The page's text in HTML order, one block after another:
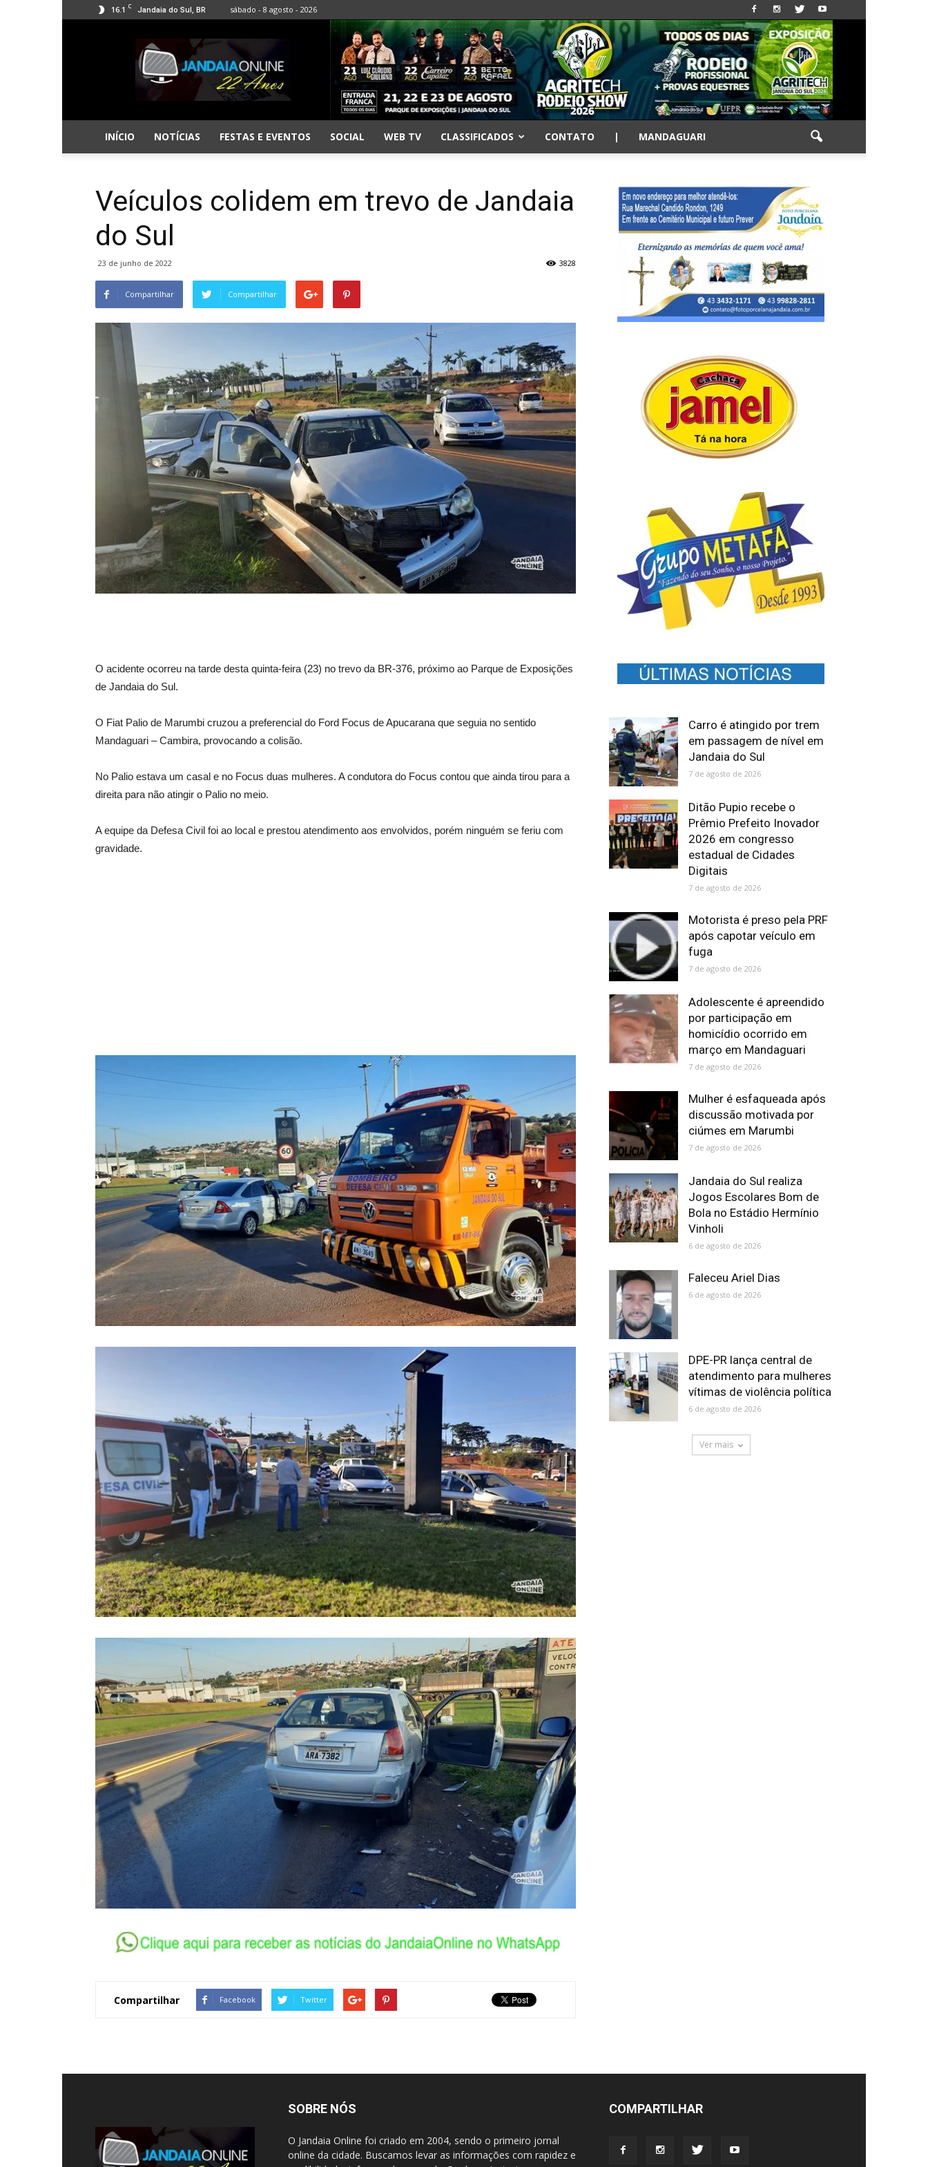
16.1 C Jandaia do Sul, BR sábado - 8 agosto - 2026
Jandaia
Online
INÍCIO NOTÍCIAS FESTAS E EVENTOS SOCIAL WEB TV CLASSIFICADOS CONTATO | MANDAGUARI
Veículos colidem em trevo de Jandaia
do Sul
23 de junho de 2022 3828
Compartilhar Compartilhar
O acidente ocorreu na tarde desta quinta-feira (23) no trevo da BR-376, próximo ao Parque de Exposições
de Jandaia do Sul.
O Fiat Palio de Marumbi cruzou a preferencial do Ford Focus de Apucarana que seguia no sentido
Mandaguari – Cambira, provocando a colisão.
No Palio estava um casal e no Focus duas mulheres. A condutora do Focus contou que ainda tirou para a
direita para não atingir o Palio no meio.
A equipe da Defesa Civil foi ao local e prestou atendimento aos envolvidos, porém ninguém se feriu com
gravidade.
Compartilhar Facebook Twitter
Carro é atingido por trem
em passagem de nível em
Jandaia do Sul
7 de agosto de 2026
Ditão Pupio recebe o
Prêmio Prefeito Inovador
2026 em congresso
estadual de Cidades
Digitais
7 de agosto de 2026
Motorista é preso pela PRF
após capotar veículo em
fuga
7 de agosto de 2026
Adolescente é apreendido
por participação em
homicídio ocorrido em
março em Mandaguari
7 de agosto de 2026
Mulher é esfaqueada após
discussão motivada por
ciúmes em Marumbi
7 de agosto de 2026
Jandaia do Sul realiza
Jogos Escolares Bom de
Bola no Estádio Hermínio
Vinholi
6 de agosto de 2026
Faleceu Ariel Dias
6 de agosto de 2026
DPE-PR lança central de
atendimento para mulheres
vítimas de violência política
6 de agosto de 2026
Ver mais
SOBRE NÓS
O Jandaia Online foi criado em 2004, sendo o primeiro jornal
online da cidade. Buscamos levar as informações com rapidez e
COMPARTILHAR